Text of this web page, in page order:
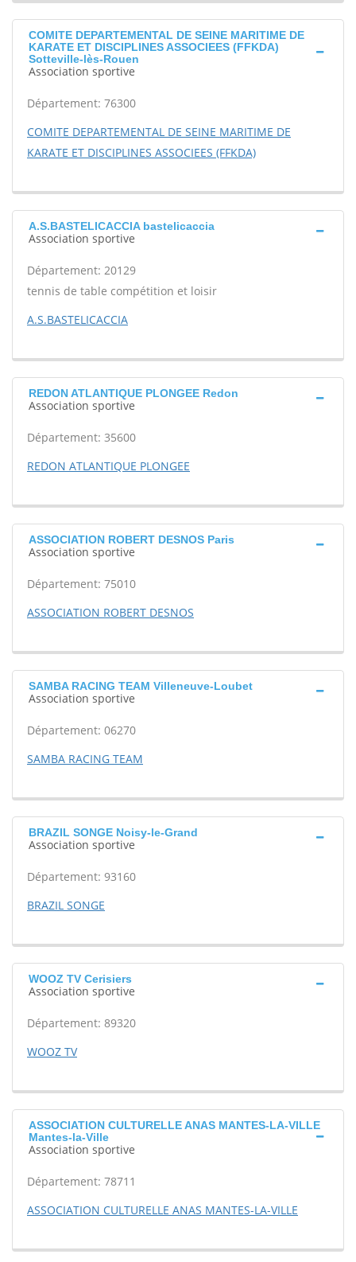
COMITE DEPARTEMENTAL DE SEINE MARITIME DE
KARATE ET DISCIPLINES ASSOCIEES (FFKDA)
Sotteville-lès-Rouen
Association sportive
Département: 76300
COMITE DEPARTEMENTAL DE SEINE MARITIME DE
KARATE ET DISCIPLINES ASSOCIEES (FFKDA)
A.S.BASTELICACCIA bastelicaccia
Association sportive
Département: 20129
tennis de table compétition et loisir
A.S.BASTELICACCIA
REDON ATLANTIQUE PLONGEE Redon
Association sportive
Département: 35600
REDON ATLANTIQUE PLONGEE
ASSOCIATION ROBERT DESNOS Paris
Association sportive
Département: 75010
ASSOCIATION ROBERT DESNOS
SAMBA RACING TEAM Villeneuve-Loubet
Association sportive
Département: 06270
SAMBA RACING TEAM
BRAZIL SONGE Noisy-le-Grand
Association sportive
Département: 93160
BRAZIL SONGE
WOOZ TV Cerisiers
Association sportive
Département: 89320
WOOZ TV
ASSOCIATION CULTURELLE ANAS MANTES-LA-VILLE
Mantes-la-Ville
Association sportive
Département: 78711
ASSOCIATION CULTURELLE ANAS MANTES-LA-VILLE